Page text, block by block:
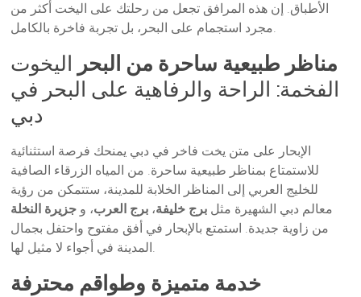
الأطباق. إن هذه المرافق تجعل من رحلتك على اليخت أكثر من
مجرد استجمام على البحر، بل تجربة فاخرة بالكامل.
مناظر طبيعية ساحرة من البحر اليخوت
الفخمة: الراحة والرفاهية على البحر في
دبي
الإبحار على متن يخت فاخر في دبي يمنحك فرصة استثنائية
للاستمتاع بمناظر طبيعية ساحرة. من المياه الزرقاء الصافية
للخليج العربي إلى المناظر الخلابة للمدينة، ستتمكن من رؤية
معالم دبي الشهيرة مثل برج خليفة، برج العرب، و جزيرة النخلة
من زاوية جديدة. استمتع بالإبحار في أفق مفتوح واحتفل بجمال
المدينة في أجواء لا مثيل لها.
خدمة متميزة وطواقم محترفة